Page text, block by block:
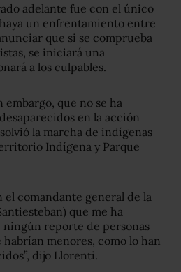
adelante fue con el único
un enfrentamiento entre
que si se comprueba
se iniciará una
a los culpables.
que no se ha
en la acción
la marcha de indígenas
Indígena y Parque
el comandante general de la
que me ha
reporte de personas
menores, como lo han
dijo Llorenti.